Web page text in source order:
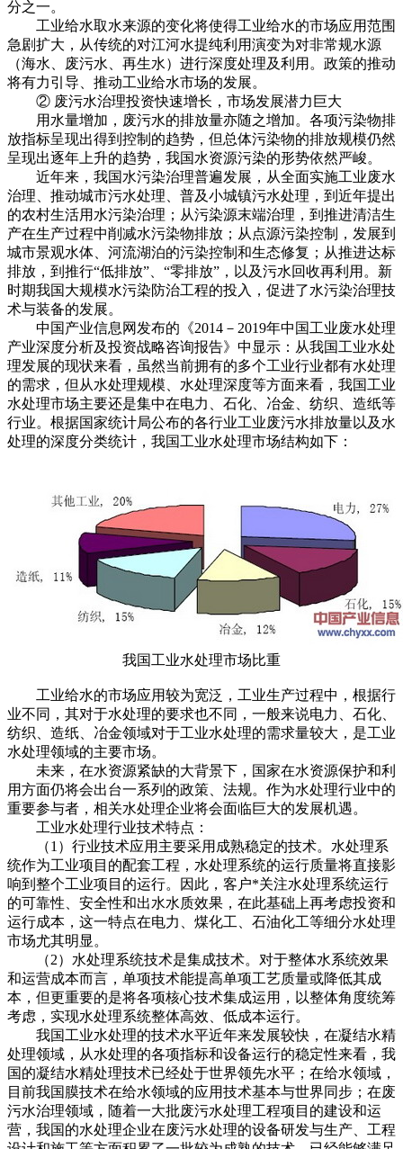
分之一。
工业给水取水来源的变化将使得工业给水的市场应用范围
急剧扩大，从传统的对江河水提纯利用演变为对非常规水源
（海水、废污水、再生水）进行深度处理及利用。政策的推动
将有力引导、推动工业给水市场的发展。
② 废污水治理投资快速增长，市场发展潜力巨大
用水量增加，废污水的排放量亦随之增加。各项污染物排
放指标呈现出得到控制的趋势，但总体污染物的排放规模仍然
呈现出逐年上升的趋势，我国水资源污染的形势依然严峻。
近年来，我国水污染治理普遍发展，从全面实施工业废水
治理、推动城市污水处理、普及小城镇污水处理，到近年提出
的农村生活用水污染治理；从污染源末端治理，到推进清洁生
产在生产过程中削减水污染物排放；从点源污染控制，发展到
城市景观水体、河流湖泊的污染控制和生态修复；从推进达标
排放，到推行“低排放”、“零排放”，以及污水回收再利用。新
时期我国大规模水污染防治工程的投入，促进了水污染治理技
术与装备的发展。
中国产业信息网发布的《2014－2019年中国工业废水处理
产业深度分析及投资战略咨询报告》中显示：从我国工业水处
理发展的现状来看，虽然当前拥有的多个工业行业都有水处理
的需求，但从水处理规模、水处理深度等方面来看，我国工业
水处理市场主要还是集中在电力、石化、冶金、纺织、造纸等
行业。根据国家统计局公布的各行业工业废污水排放量以及水
处理的深度分类统计，我国工业水处理市场结构如下：
我国工业水处理市场比重
工业给水的市场应用较为宽泛，工业生产过程中，根据行
业不同，其对于水处理的要求也不同，一般来说电力、石化、
纺织、造纸、冶金领域对于工业水处理的需求量较大，是工业
水处理领域的主要市场。
未来，在水资源紧缺的大背景下，国家在水资源保护和利
用方面仍将会出台一系列的政策、法规。作为水处理行业中的
重要参与者，相关水处理企业将会面临巨大的发展机遇。
工业水处理行业技术特点：
（1）行业技术应用主要采用成熟稳定的技术。水处理系
统作为工业项目的配套工程，水处理系统的运行质量将直接影
响到整个工业项目的运行。因此，客户*关注水处理系统运行
的可靠性、安全性和出水水质效果，在此基础上再考虑投资和
运行成本，这一特点在电力、煤化工、石油化工等细分水处理
市场尤其明显。
（2）水处理系统技术是集成技术。对于整体水系统效果
和运营成本而言，单项技术能提高单项工艺质量或降低其成
本，但更重要的是将各项核心技术集成运用，以整体角度统筹
考虑，实现水处理系统整体高效、低成本运行。
我国工业水处理的技术水平近年来发展较快，在凝结水精
处理领域，从水处理的各项指标和设备运行的稳定性来看，我
国的凝结水精处理技术已经处于世界领先水平；在给水领域，
目前我国膜技术在给水领域的应用技术基本与世界同步；在废
污水治理领域，随着一大批废污水处理工程项目的建设和运
营，我国的水处理企业在废污水处理的设备研发与生产、工程